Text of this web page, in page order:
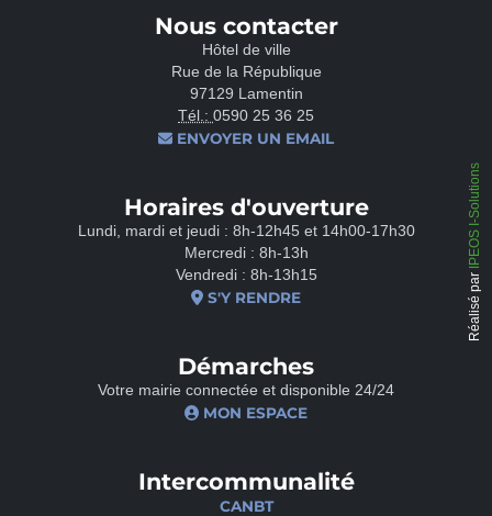
Nous contacter
Hôtel de ville
Rue de la République
97129 Lamentin
Tél.: 0590 25 36 25
ENVOYER UN EMAIL
Horaires d'ouverture
Lundi, mardi et jeudi : 8h-12h45 et 14h00-17h30
Mercredi : 8h-13h
Vendredi : 8h-13h15
S'Y RENDRE
Démarches
Votre mairie connectée et disponible 24/24
MON ESPACE
Intercommunalité
CANBT
Réalisé par
IPEOS I-Solutions